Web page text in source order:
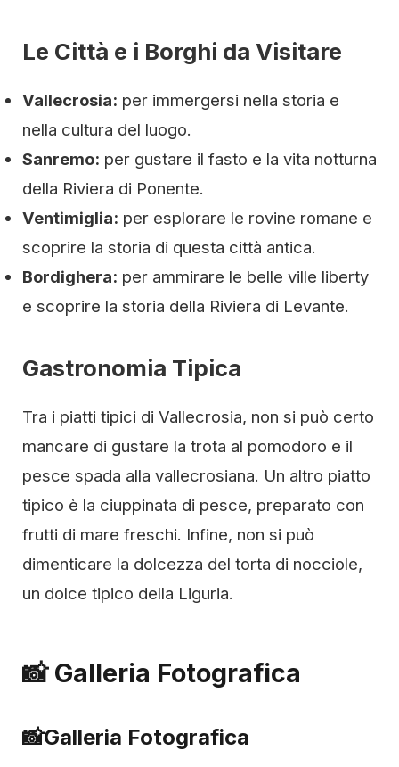
Le Città e i Borghi da Visitare
Vallecrosia: per immergersi nella storia e
nella cultura del luogo.
Sanremo: per gustare il fasto e la vita notturna
della Riviera di Ponente.
Ventimiglia: per esplorare le rovine romane e
scoprire la storia di questa città antica.
Bordighera: per ammirare le belle ville liberty
e scoprire la storia della Riviera di Levante.
Gastronomia Tipica
Tra i piatti tipici di Vallecrosia, non si può certo
mancare di gustare la trota al pomodoro e il
pesce spada alla vallecrosiana. Un altro piatto
tipico è la ciuppinata di pesce, preparato con
frutti di mare freschi. Infine, non si può
dimenticare la dolcezza del torta di nocciole,
un dolce tipico della Liguria.
📸 Galleria Fotografica
📸Galleria Fotografica